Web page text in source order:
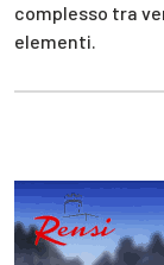
complesso tra
elementi.